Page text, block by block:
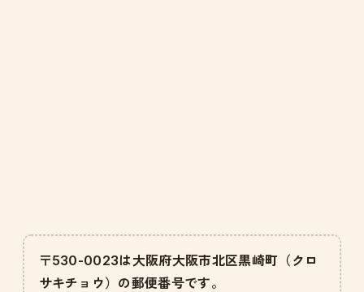
〒530-0023は大阪府大阪市北区黒崎町（クロ
サキチョウ）の郵便番号です。